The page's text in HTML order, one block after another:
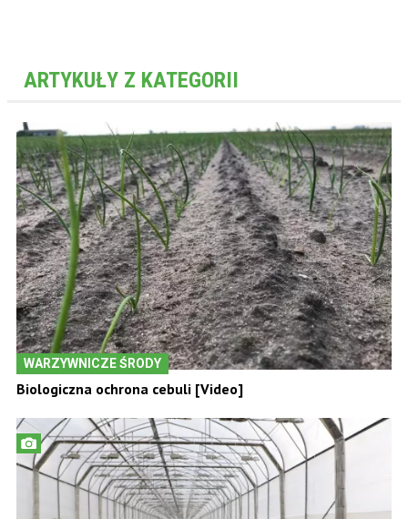
ARTYKUŁY Z KATEGORII
WARZYWNICZE ŚRODY
Biologiczna ochrona cebuli [Video]